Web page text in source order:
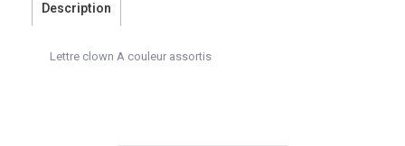
Description
Lettre clown A couleur assortis